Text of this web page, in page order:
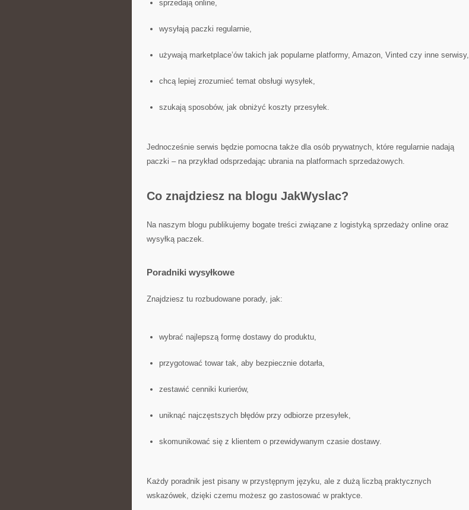
sprzedają online,
wysyłają paczki regularnie,
używają marketplace’ów takich jak popularne platformy, Amazon, Vinted czy inne serwisy,
chcą lepiej zrozumieć temat obsługi wysyłek,
szukają sposobów, jak obniżyć koszty przesyłek.
Jednocześnie serwis będzie pomocna także dla osób prywatnych, które regularnie nadają
paczki – na przykład odsprzedając ubrania na platformach sprzedażowych.
Co znajdziesz na blogu JakWyslac?
Na naszym blogu publikujemy bogate treści związane z logistyką sprzedaży online oraz
wysyłką paczek.
Poradniki wysyłkowe
Znajdziesz tu rozbudowane porady, jak:
wybrać najlepszą formę dostawy do produktu,
przygotować towar tak, aby bezpiecznie dotarła,
zestawić cenniki kurierów,
uniknąć najczęstszych błędów przy odbiorze przesyłek,
skomunikować się z klientem o przewidywanym czasie dostawy.
Każdy poradnik jest pisany w przystępnym języku, ale z dużą liczbą praktycznych
wskazówek, dzięki czemu możesz go zastosować w praktyce.